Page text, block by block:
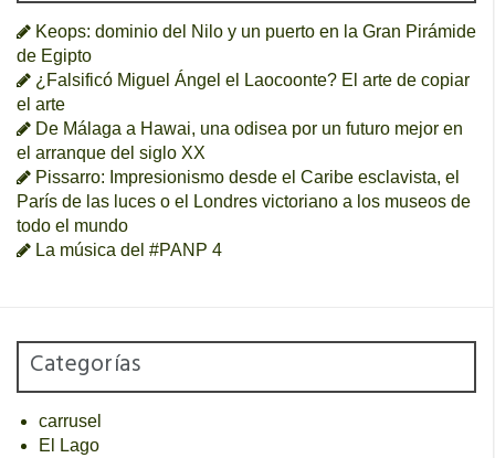
Keops: dominio del Nilo y un puerto en la Gran Pirámide
de Egipto
¿Falsificó Miguel Ángel el Laocoonte? El arte de copiar
el arte
De Málaga a Hawai, una odisea por un futuro mejor en
el arranque del siglo XX
Pissarro: Impresionismo desde el Caribe esclavista, el
París de las luces o el Londres victoriano a los museos de
todo el mundo
La música del #PANP 4
Categorías
carrusel
El Lago